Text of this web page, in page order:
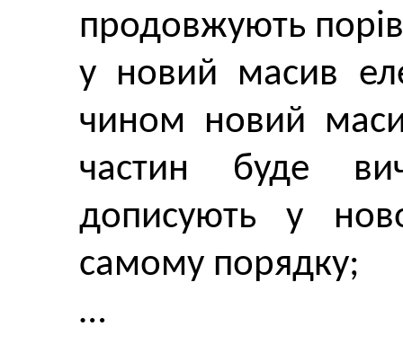
продовжують
у новий масив
чином новий
частин буде
дописують у
самому порядку;
…